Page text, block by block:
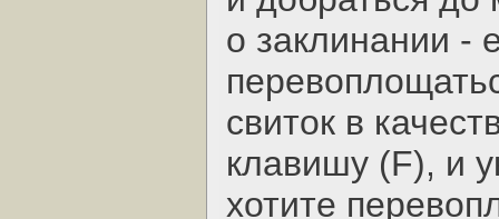
о заклинании -
свиток в
клавишу (F), и
хотите